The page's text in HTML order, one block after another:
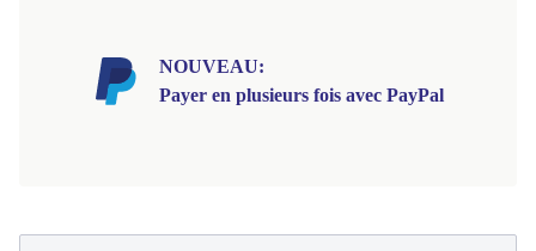
NOUVEAU:
Payer en plusieurs fois avec PayPal